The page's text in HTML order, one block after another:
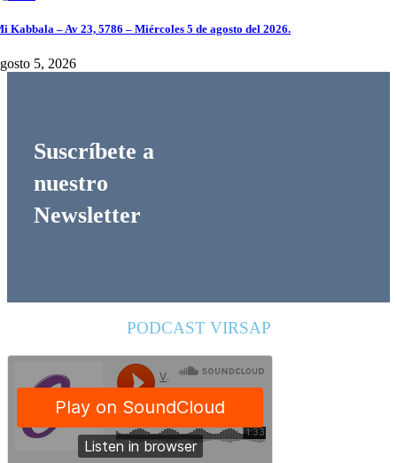
Kabbala – Av 23, 5786 – Miércoles 5 de agosto del 2026.
5, 2026
Suscríbete a
nuestro
Newsletter
PODCAST VIRSAP